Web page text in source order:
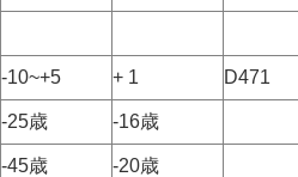
-10~+5 + 1 D471
-25歳 -16歳
-45歳 -20歳